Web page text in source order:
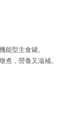
型主食罐。
，營養又滋補。